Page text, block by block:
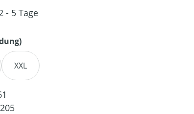
- 5 Tage
auswählen
XXL